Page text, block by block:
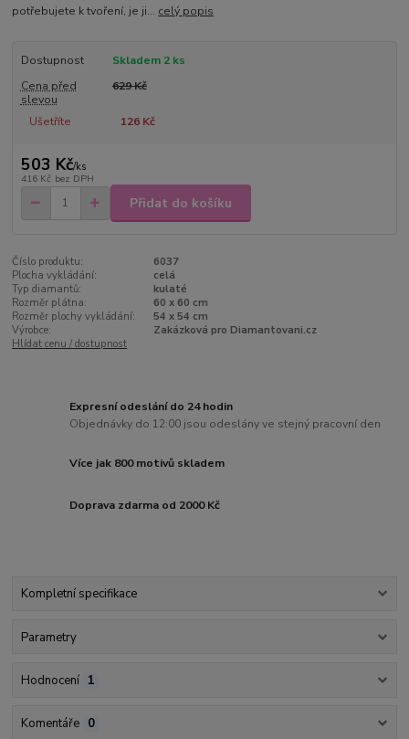
potřebujete k tvoření, je ji... celý popis
Dostupnost
Skladem 2 ks
Cena před
slevou
629 Kč
Ušetříte 126 Kč
503 Kč/ks
416 Kč bez DPH
Přidat do košíku
Číslo produktu:
6037
Plocha vykládání:
celá
Typ diamantů:
kulaté
Rozměr plátna:
60 x 60 cm
Rozměr plochy vykládání:
54 x 54 cm
Výrobce:
Zakázková pro Diamantovani.cz
Hlídat cenu / dostupnost
Expresní odeslání do 24 hodin
Objednávky do 12:00 jsou odeslány ve stejný pracovní den
Více jak 800 motivů skladem
Doprava zdarma od 2000 Kč
Kompletní specifikace
Parametry
Hodnocení 1
Komentáře 0